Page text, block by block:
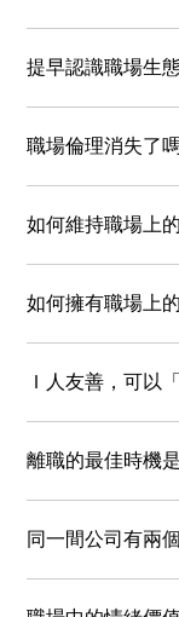
提早認識職場生
職場倫理消失了
如何維持職場上
如何擁有職場上
Ｉ人友善，可以
離職的最佳時機
同一間公司有兩